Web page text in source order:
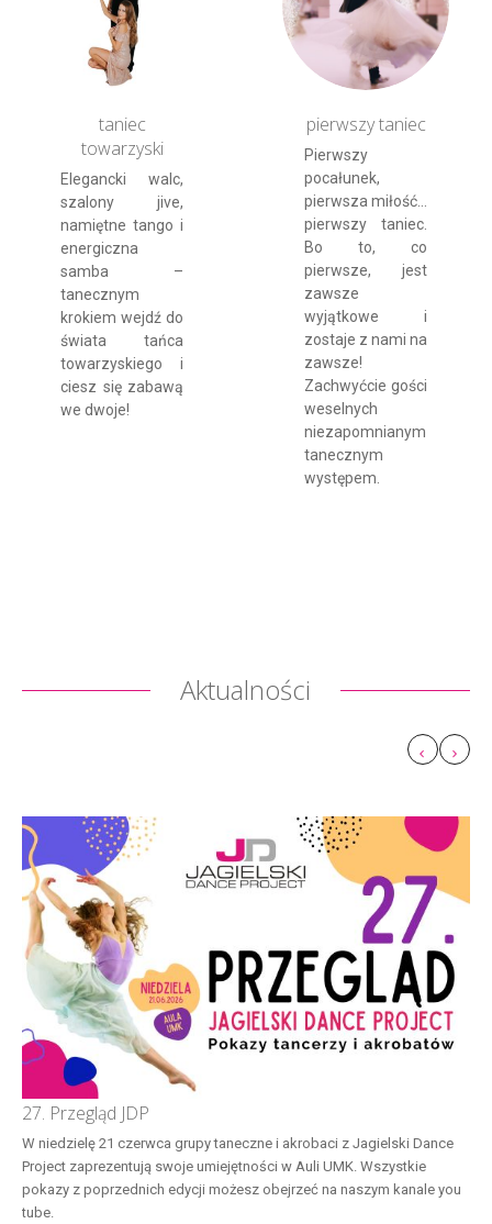
taniec
towarzyski
Elegancki walc,
szalony jive,
namiętne tango i
energiczna
samba –
tanecznym
krokiem wejdź do
świata tańca
towarzyskiego i
ciesz się zabawą
we dwoje!
pierwszy taniec
Pierwszy
pocałunek,
pierwsza miłość...
pierwszy taniec.
Bo to, co
pierwsze, jest
zawsze
wyjątkowe i
zostaje z nami na
zawsze!
Zachwyćcie gości
weselnych
niezapomnianym
tanecznym
występem.
Aktualności
27. Przegląd JDP
W niedzielę 21 czerwca grupy taneczne i akrobaci z Jagielski Dance
Project zaprezentują swoje umiejętności w Auli UMK. Wszystkie
pokazy z poprzednich edycji możesz obejrzeć na naszym kanale you
tube.